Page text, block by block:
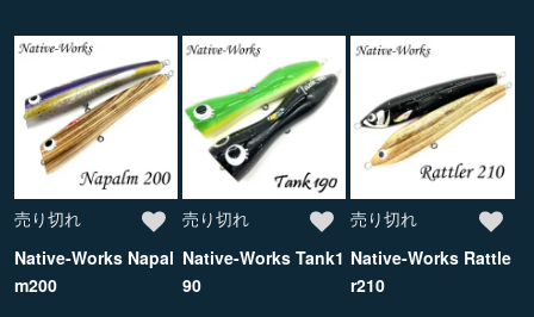
売り切れ
Native-Works Napal
m200
売り切れ
Native-Works Tank1
90
売り切れ
Native-Works Rattle
r210